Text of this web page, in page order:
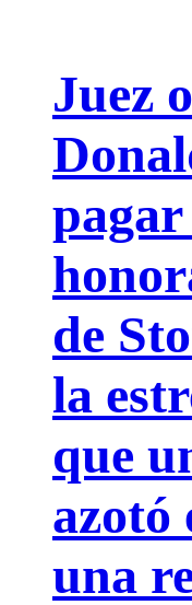
Juez
pagar
de
la
que
azotó
una